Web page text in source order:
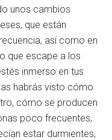
unos cambios
que están
así como en
que escape a los
inmerso en tus
habrás visto cómo
cómo se producen
poco frecuentes,
estar durmientes,